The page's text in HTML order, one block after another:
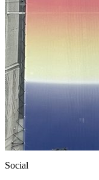
Social